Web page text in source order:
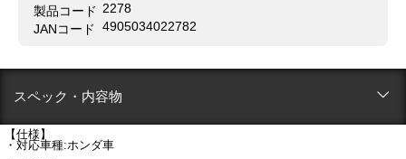
製品コード 2278
JANコード
4905034022782
スペック・内容物
【仕様】
・対応車種:ホンダ車